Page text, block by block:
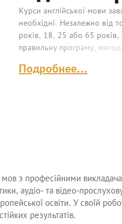
Курси англійської мови
необхідні. Незалежно від
років, 18, 25 або 65
правильну програму,
Подробнее...
з професійними
аудіо- та відео-
освіти. У своїй
результатів.